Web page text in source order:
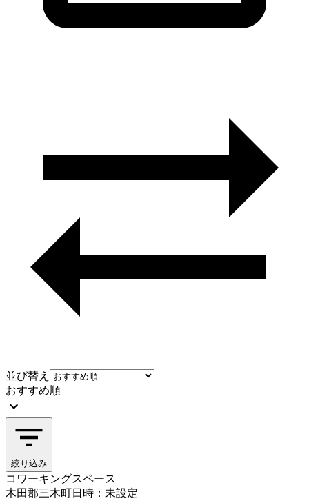
並び替え
おすすめ順
絞り込み
コワーキングスペース
木田郡三木町日時：未設定